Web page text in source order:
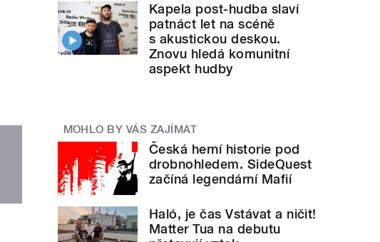
Kapela post-hudba slaví
patnáct let na scéně
s akustickou deskou.
Znovu hledá komunitní
aspekt hudby
MOHLO BY VÁS ZAJÍMAT
Česká herní historie pod
drobnohledem. SideQuest
začíná legendární Mafií
Haló, je čas Vstávat a ničit!
Matter Tua na debutu